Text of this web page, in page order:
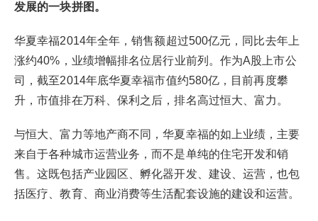
发展的一块拼图。
华夏幸福2014年全年，销售额超过500亿元，同比去年上
涨约40%，业绩增幅排名位居行业前列。作为A股上市公
司，截至2014年底华夏幸福市值约580亿，目前再度攀
升，市值排在万科、保利之后，排名高过恒大、富力。
与恒大、富力等地产商不同，华夏幸福的如上业绩，主要
来自于各种城市运营业务，而不是单纯的住宅开发和销
售。这既包括产业园区、孵化器开发、建设、运营，也包
括医疗、教育、商业消费等生活配套设施的建设和运营。